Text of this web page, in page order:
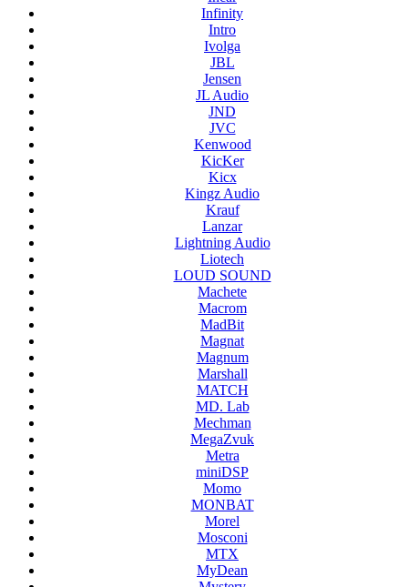
Infinity
Intro
Ivolga
JBL
Jensen
JL Audio
JND
JVC
Kenwood
KicKer
Kicx
Kingz Audio
Krauf
Lanzar
Lightning Audio
Liotech
LOUD SOUND
Machete
Macrom
MadBit
Magnat
Magnum
Marshall
MATCH
MD. Lab
Mechman
MegaZvuk
Metra
miniDSP
Momo
MONBAT
Morel
Mosconi
MTX
MyDean